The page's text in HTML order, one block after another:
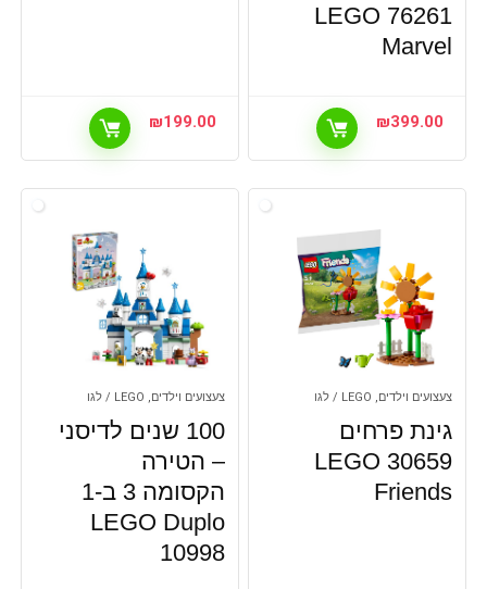
76261 LEGO
Marvel
₪399.00
₪199.00
צעצועים וילדים, LEGO / לגו
גינת פרחים
30659 LEGO
Friends
צעצועים וילדים, LEGO / לגו
100 שנים לדיסני
– הטירה
הקסומה 3 ב-1
LEGO Duplo
10998